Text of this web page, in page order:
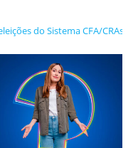
do Sistema CFA/CRAs?